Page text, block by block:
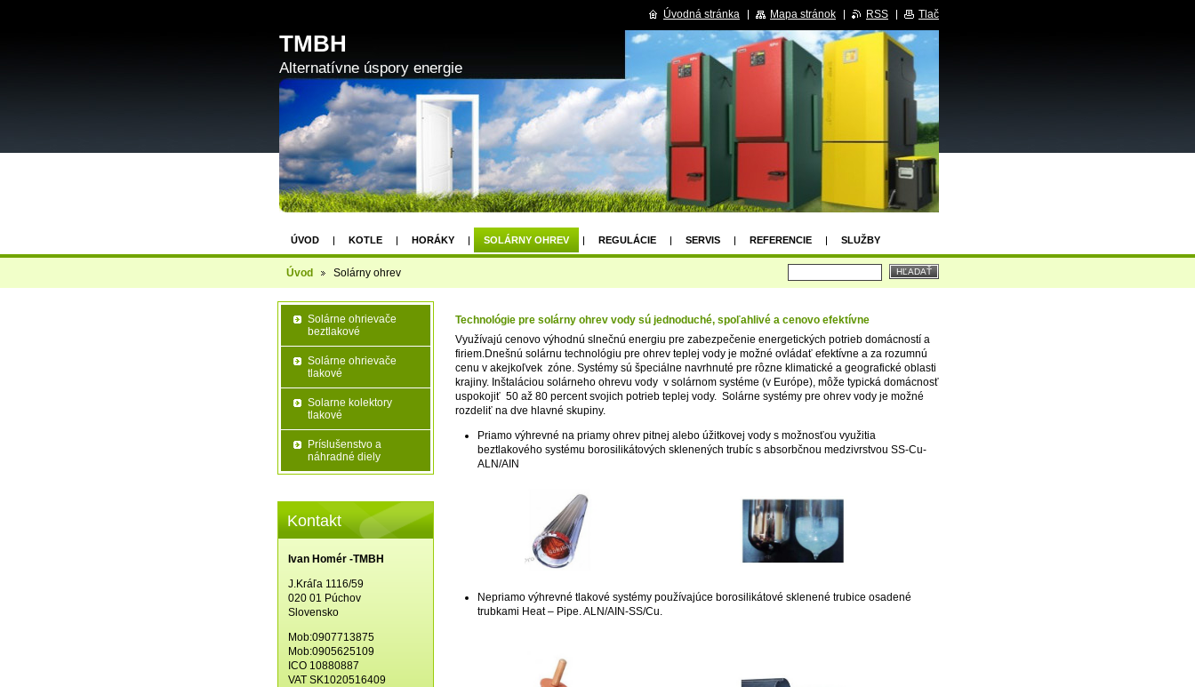
TMBH
Alternatívne úspory energie
ÚVOD KOTLE HORÁKY SOLÁRNY OHREV REGULÁCIE SERVIS REFERENCIE SLUŽBY
Úvod Solárny ohrev
Technológie pre solárny ohrev vody sú jednoduché, spoľahlivé a cenovo efektívne
Využívajú cenovo výhodnú slnečnú energiu pre zabezpečenie energetických potrieb domácností a
firiem.Dnešnú solárnu technológiu pre ohrev teplej vody je možné ovládať efektívne a za rozumnú
cenu v akejkoľvek zóne. Systémy sú špeciálne navrhnuté pre rôzne klimatické a geografické oblasti
krajiny. Inštaláciou solárneho ohrevu vody v solárnom systéme (v Európe), môže typická domácnosť
uspokojiť 50 až 80 percent svojich potrieb teplej vody. Solárne systémy pre ohrev vody je možné
rozdeliť na dve hlavné skupiny.
Priamo výhrevné na priamy ohrev pitnej alebo úžitkovej vody s možnosťou využitia
beztlakového systému borosilikátových sklenených trubíc s absorbčnou medzivrstvou SS-Cu-
ALN/AIN
Nepriamo výhrevné tlakové systémy používajúce borosilikátové sklenené trubice osadené
trubkami Heat – Pipe. ALN/AIN-SS/Cu.
Solárne ohrievače
beztlakové
Solárne ohrievače
tlakové
Solarne kolektory
tlakové
Príslušenstvo a
náhradné diely
Kontakt
Ivan Homér -TMBH
J.Kráľa 1116/59
020 01 Púchov
Slovensko
Mob:0907713875
Mob:0905625109
ICO 10880887
VAT SK1020516409
Úvodná stránka Mapa stránok RSS Tlač